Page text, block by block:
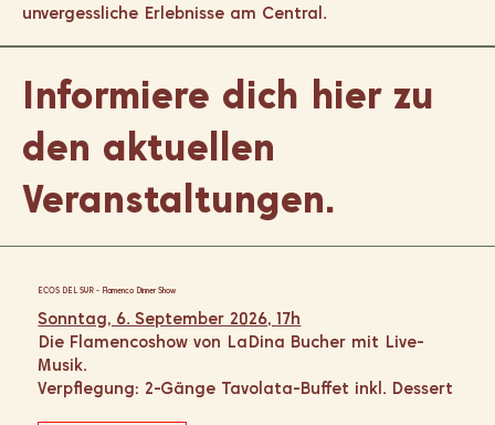
unvergessliche Erlebnisse am Central.
Informiere dich hier zu
den aktuellen
Veranstaltungen.
ECOS DEL SUR - Flamenco Dinner Show
Sonntag, 6. September 2026, 17h
Die Flamencoshow von LaDina Bucher mit Live-
Musik.
Verpflegung: 2-Gänge Tavolata-Buffet inkl. Dessert